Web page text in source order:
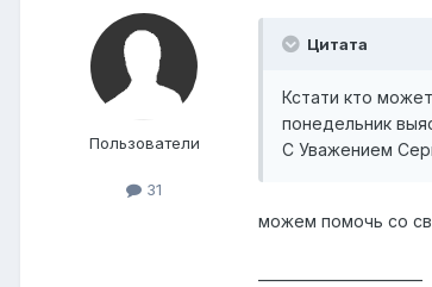
Пользователи
31
Цитата
Кстати кто
понедельник
С Уважением
можем помочь со